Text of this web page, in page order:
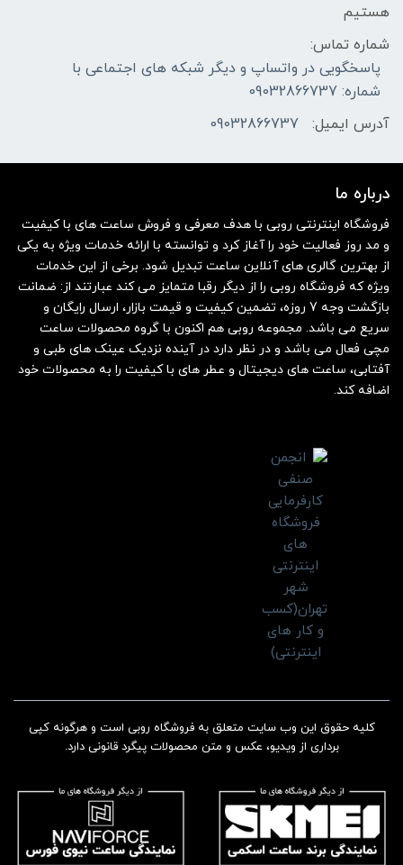
هستیم
شماره تماس:
پاسخگویی در واتساپ و دیگر شبکه های اجتماعی با
شماره: 09032866737
آدرس ایمیل:
09032866737
درباره ما
فروشگاه اینترنتی روبی با هدف معرفی و فروش ساعت های با کیفیت
و مد روز فعالیت خود را آغاز کرد و توانسته با ارائه خدمات ویژه به یکی
از بهترین گالری های آنلاین ساعت تبدیل شود. برخی از این خدمات
ویژه که فروشگاه روبی را از دیگر رقبا متمایز می کند عبارتند از: ضمانت
بازگشت وجه 7 روزه، تضمین کیفیت و قیمت بازار، ارسال رایگان و
سریع می باشد. مجموعه روبی هم اکنون با گروه محصولات ساعت
مچی فعال می باشد و در نظر دارد در آینده نزدیک عینک های طبی و
آفتابی، ساعت های دیجیتال و عطر های با کیفیت را به محصولات خود
اضافه کند.
کلیه حقوق این وب سایت متعلق به فروشگاه روبی است و هرگونه کپی
برداری از ویدیو، عکس و متن محصولات پیگرد قانونی دارد.